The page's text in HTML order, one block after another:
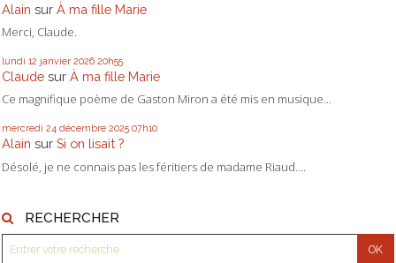
Alain sur À ma fille Marie
Merci, Claude.
lundi 12 janvier 2026 20h55
Claude sur À ma fille Marie
Ce magnifique poème de Gaston Miron a été mis en musique...
mercredi 24 décembre 2025 07h10
Alain sur Si on lisait ?
Désolé, je ne connais pas les féritiers de madame Riaud....
RECHERCHER